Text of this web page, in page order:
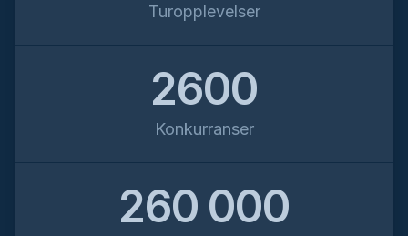
Eidsland Rundt 2026
Turopplevelser
Konkurranser
2600
260 000